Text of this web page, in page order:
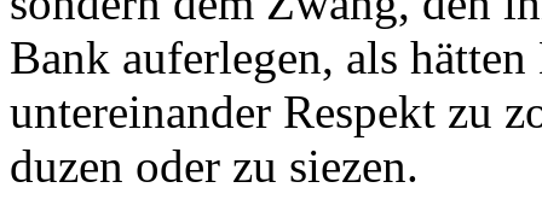
Bank auferlegen, als
untereinander Respekt zu
duzen oder zu siezen.